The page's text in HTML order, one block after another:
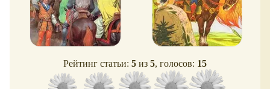
Рейтинг статьи: 5 из 5, голосов: 15